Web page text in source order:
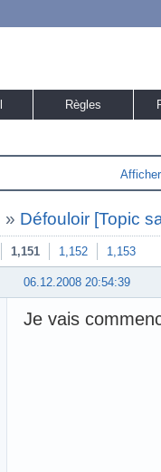
Règles
» Défouloir [Topic
1,151 1,152 1,153
06.12.2008 20:54:39
Je vais